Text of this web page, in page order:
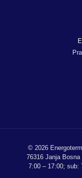
© 2026
76316 Janja
7:00 – 17:00; sub: